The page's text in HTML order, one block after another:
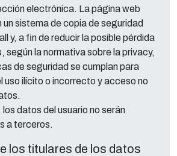
electrónica. La página web
sistema de copia de seguridad
y, a fin de reducir la posible pérdida
según la normativa sobre la privacy,
de seguridad se cumplan para
uso ilícito o incorrecto y acceso no
datos del usuario no serán
a terceros.
los titulares de los datos